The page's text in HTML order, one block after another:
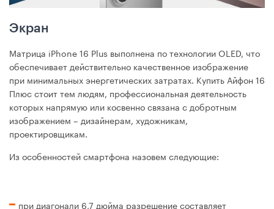
Экран
Матрица iPhone 16 Plus выполнена по технологии OLED, что
обеспечивает действительно качественное изображение
при минимальных энергетических затратах. Купить Айфон 16
Плюс стоит тем людям, профессиональная деятельность
которых напрямую или косвенно связана с добротным
изображением – дизайнерам, художникам,
проектировщикам.
Из особенностей смартфона назовем следующие:
при диагонали 6,7 дюйма разрешение составляет